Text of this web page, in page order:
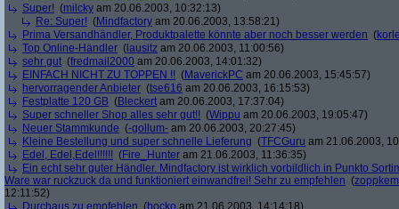
Super! (milcky am 20.06.2003, 10:32:13)
Re: Super! (Mindfactory am 20.06.2003, 13:58:21)
Prima Versandhändler, Produktpalette könnte aber noch besser werden (
Top Online-Händler ( lausitz am 20.06.2003, 11:00:56)
sehr gut (fredmail2000 am 20.06.2003, 14:01:32)
EINFACH NICHT ZU TOPPEN !! (MaverickPC am 20.06.2003, 15:45:57)
hervorragender Anbieter (tse616 am 20.06.2003, 16:15:53)
Festplatte 120 GB (Bleckert am 20.06.2003, 17:37:04)
Super schneller Shop alles sehr gut!! (Wippu am 20.06.2003, 19:05:47)
Neuer Stammkunde (-gollum- am 20.06.2003, 20:27:45)
Kleine Bestellung und super schnelle Lieferung (TFCGuru am 21.06.2003,
Edel, Edel,Edel!!!!!! (Fire_Hunter am 21.06.2003, 11:36:35)
Ein echt sehr guter Händler. Mindfactory ist wirklich vorbildlich in Punkto
Ware war ruckzuck da und funktioniert einwandfrei! Sehr zu empfehlen (
12:11:52)
Durchaus zu empfehlen (bocko am 21.06.2003, 14:14:18)